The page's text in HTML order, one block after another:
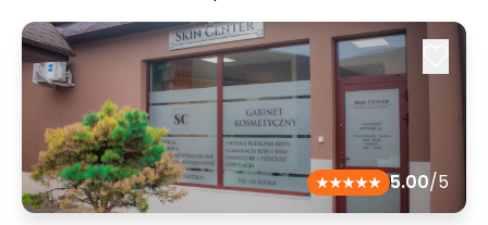
5.00/5